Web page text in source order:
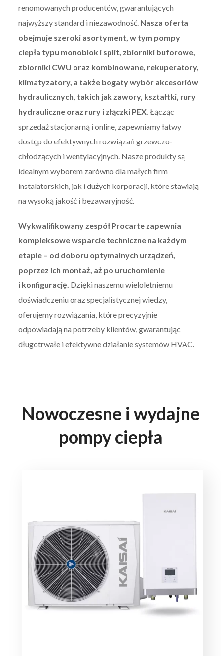
renomowanych producentów, gwarantujących
najwyższy standard i niezawodność. Nasza oferta
obejmuje szeroki asortyment, w tym pompy
ciepła typu monoblok i split, zbiorniki buforowe,
zbiorniki CWU oraz kombinowane, rekuperatory,
klimatyzatory, a także bogaty wybór akcesoriów
hydraulicznych, takich jak zawory, kształtki, rury
hydrauliczne oraz rury i złączki PEX.Łącząc
sprzedaż stacjonarną i online, zapewniamy łatwy
dostęp do efektywnych rozwiązań grzewczo-
chłodzących i wentylacyjnych. Nasze produkty są
idealnym wyborem zarówno dla małych firm
instalatorskich, jak i dużych korporacji, które stawiają
na wysoką jakość i bezawaryjność.
Wykwalifikowany zespół Procarte zapewnia
kompleksowe wsparcie techniczne na każdym
etapie – od doboru optymalnych urządzeń,
poprzez ich montaż, aż po uruchomienie
i konfigurację. Dzięki naszemu wieloletniemu
doświadczeniu oraz specjalistycznej wiedzy,
oferujemy rozwiązania, które precyzyjnie
odpowiadają na potrzeby klientów, gwarantując
długotrwałe i efektywne działanie systemów HVAC.
Nowoczesne i wydajne
pompy ciepła